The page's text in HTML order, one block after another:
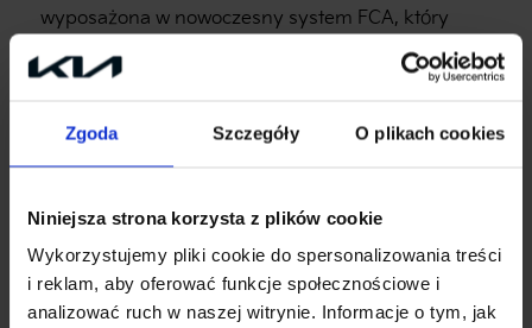
Zgoda Szczegóły O plikach cookies
Niniejsza strona korzysta z plików cookie
Wykorzystujemy pliki cookie do spersonalizowania treści
i reklam, aby oferować funkcje społecznościowe i
analizować ruch w naszej witrynie. Informacje o tym, jak
wyposażona w nowoczesny system FCA, który
poprawia bezpieczeństwo i komfort jazdy w
szczególności w miastach o dużym zagęszczeniu